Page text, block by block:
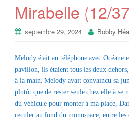
Mirabelle (12/
septembre 29, 2024 Bobby
Melody était au téléphone avec Océane
pavillon, ils étaient tous les deux
à la main. Melody avait convaincu sa
plutôt que de rester seule chez elle à
du véhicule pour monter à ma place,
reculer au fond du monospace, entre les